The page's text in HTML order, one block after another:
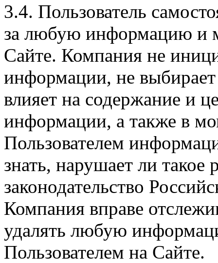
3.4. Пользователь
за любую информацию и
Сайте. Компания не
информации, не
влияет на содержание и
информации, а также в
Пользователем
знать, нарушает ли
законодательство
Компания вправе
удалять любую
Пользователем на Сайте.